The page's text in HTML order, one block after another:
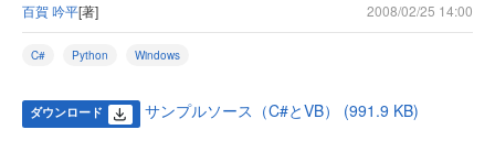
百賀 吟平[著] 2008/02/25 14:00
C# Python Windows
ダウンロード サンプルソース（C#とVB） (991.9 KB)